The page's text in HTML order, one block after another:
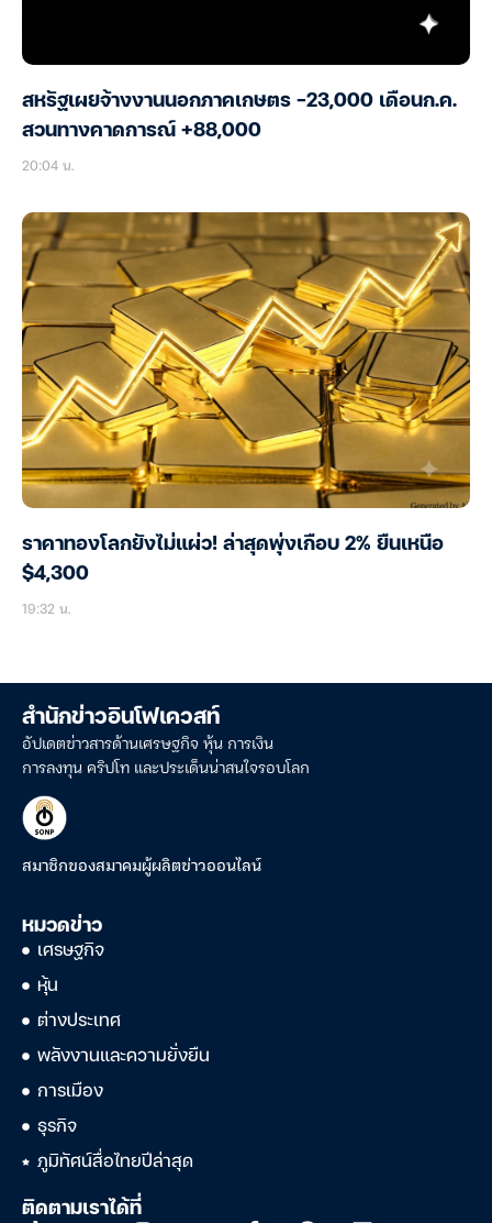
สหรัฐเผยจ้างงานนอกภาคเกษตร -23,000 เดือนก.ค.
สวนทางคาดการณ์ +88,000
20:04 น.
ราคาทองโลกยังไม่แผ่ว! ล่าสุดพุ่งเกือบ 2% ยืนเหนือ
$4,300
19:32 น.
สำนักข่าวอินโฟเควสท์
อัปเดตข่าวสารด้านเศรษฐกิจ หุ้น การเงิน
การลงทุน คริปโท และประเด็นน่าสนใจรอบโลก
สมาชิกของสมาคมผู้ผลิตข่าวออนไลน์
หมวดข่าว
เศรษฐกิจ
หุ้น
ต่างประเทศ
พลังงานและความยั่งยืน
การเมือง
ธุรกิจ
ภูมิทัศน์สื่อไทยปีล่าสุด
ติดตามเราได้ที่